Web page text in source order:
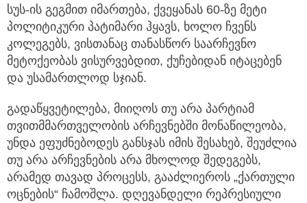
სუს-ის გეგმით იმართება, ქვეყანას 60-ზე მეტი
პოლიტიკური პატიმარი ჰყავს, ხოლო ჩვენს
კოლეგებს, ვისთანაც თანასწორ საარჩევნო
მეტოქეობას ვისურვებდით, ქუჩებიდან იტაცებენ
და უსამართლოდ სჯიან.
გადაწყვეტილება, მიიღოს თუ არა პარტიამ
თვითმმართველობის არჩევნებში მონაწილეობა,
უნდა ეფუძნებოდეს განსჯას იმის შესახებ, შეუძლია
თუ არა არჩევნების არა მხოლოდ შედეგებს,
არამედ თავად პროცესს, გააძლიეროს „ქართული
ოცნების“ ჩამოშლა. დღევანდელი რეპრესიული